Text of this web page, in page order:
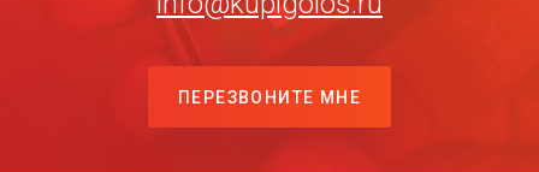
ПЕРЕЗВОНИТЕ МНЕ